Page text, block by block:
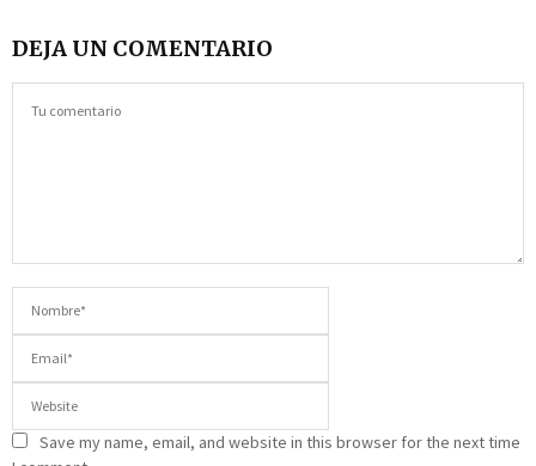
DEJA UN COMENTARIO
Save my name, email, and website in this browser for the next time